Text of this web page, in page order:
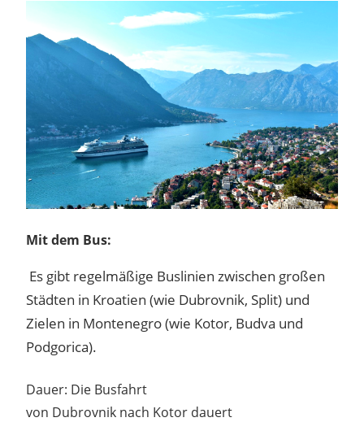
Mit dem Bus:
Es gibt regelmäßige Buslinien zwischen großen
Städten in Kroatien (wie Dubrovnik, Split) und
Zielen in Montenegro(wie Kotor, Budva und
Podgorica).
Dauer: Die Busfahrt
von Dubrovnik nach Kotor dauert